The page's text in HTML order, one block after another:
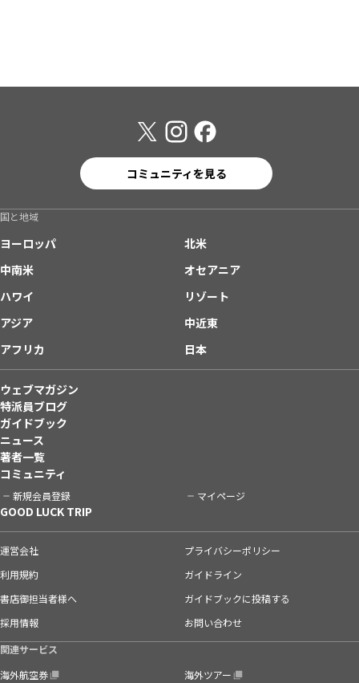
コミュニティを見る
国と地域
ヨーロッパ
北米
中南米
オセアニア
ハワイ
リゾート
アジア
中近東
アフリカ
日本
ウェブマガジン
特派員ブログ
ガイドブック
ニュース
著者一覧
コミュニティ
新規会員登録 マイページ
GOOD LUCK TRIP
運営会社
プライバシーポリシー
利用規約
ガイドライン
書店御担当者様へ
ガイドブックに投稿する
採用情報
お問い合わせ
関連サービス
海外航空券
海外ツアー